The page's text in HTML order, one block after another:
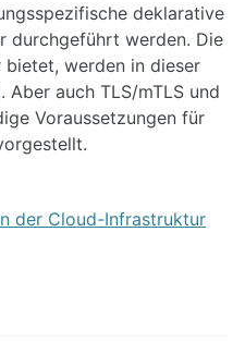
deklarative
durchgeführt werden. Die
werden in dieser
auch TLS/mTLS und
Voraussetzungen für
der Cloud-Infrastruktur